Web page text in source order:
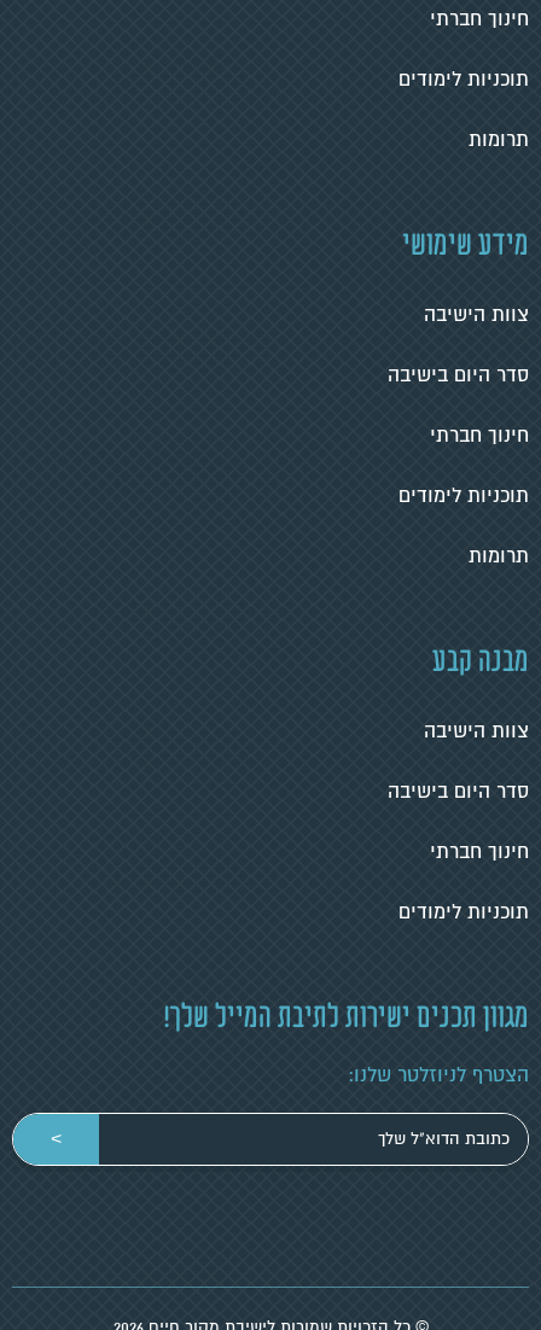
חינוך חברתי
תוכניות לימודים
תרומות
מידע שימושי
צוות הישיבה
סדר היום בישיבה
חינוך חברתי
תוכניות לימודים
תרומות
מבנה קבע
צוות הישיבה
סדר היום בישיבה
חינוך חברתי
תוכניות לימודים
מגוון תכנים ישירות לתיבת המייל שלך!
הצטרף לניוזלטר שלנו:
הכניסי
כתובת
>